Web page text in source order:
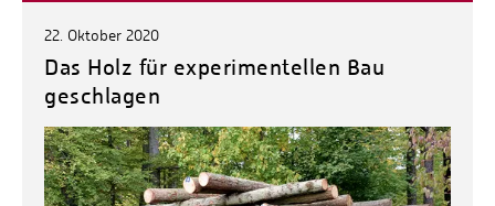
22. Oktober 2020
Das Holz für experimentellen Bau
geschlagen